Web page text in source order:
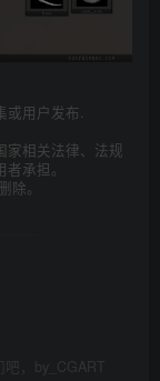
或用户发布.
家相关法律、法规
承担。
。
，by_CGART